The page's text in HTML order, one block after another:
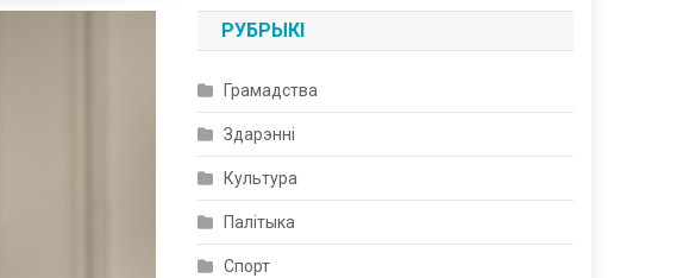
РУБРЫКІ
Грамадства
Здарэнні
Культура
Палітыка
Спорт